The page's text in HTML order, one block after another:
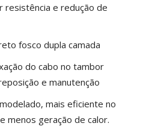
resistência e redução de
fosco dupla camada
do cabo no tambor
e manutenção
mais eficiente no
menos geração de calor.